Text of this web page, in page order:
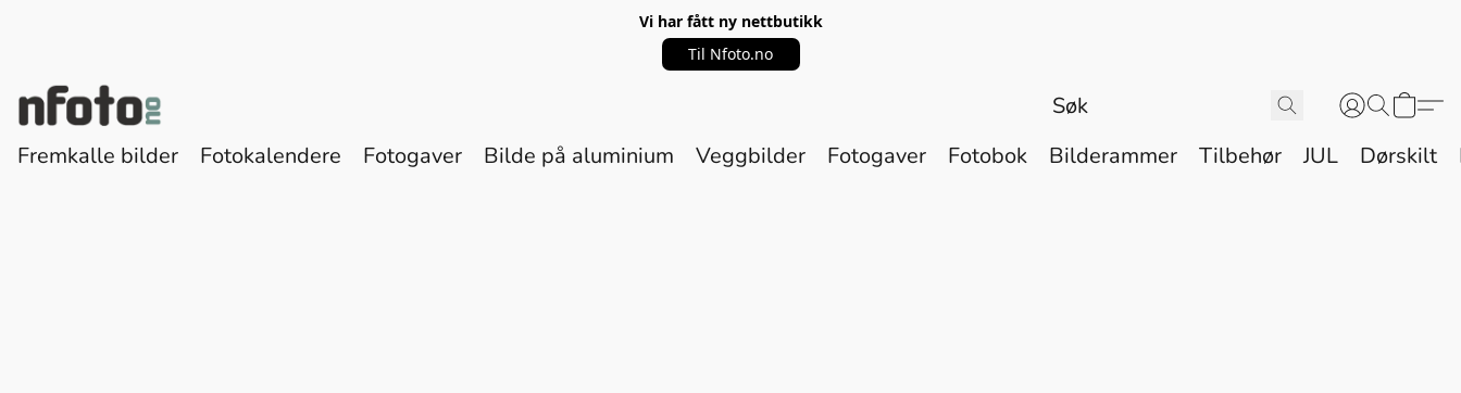
Vi har fått ny nettbutikk
Til Nfoto.no
Fremkalle bilder Fotokalendere Fotogaver Bilde på aluminium Veggbilder Fotogaver Fotobok Bilderammer Tilbehør JUL Dørskilt